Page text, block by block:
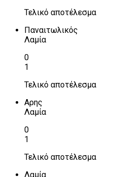
Τελικό αποτέλεσμα
Παναιτωλικός
Λαμία
0
1
Τελικό αποτέλεσμα
Αρης
Λαμία
0
1
Τελικό αποτέλεσμα
Λαμία